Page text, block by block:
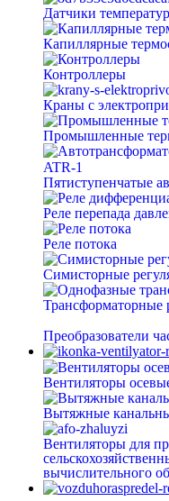
Датчики
Капиллярные
Контроллеры
Краны с
Промышленные
Пятиступенчатые
Реле перепада
Реле потока
Симисторные
Трансформаторные
Преобразователи
Вентиляторы
Вытяжные
Вентиляторы для
вычислительного